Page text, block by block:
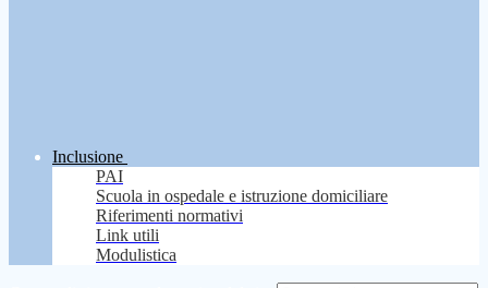
Inclusione
PAI
Scuola in ospedale e istruzione domiciliare
Riferimenti normativi
Link utili
Modulistica